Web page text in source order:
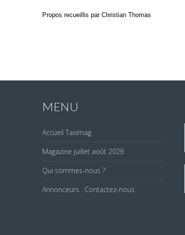
Propos recueillis par Christian Thomas
MENU
Accueil Taximag
Magazine juillet août 2026
Qui sommes-nous ?
Annonceurs : Contactez-nous